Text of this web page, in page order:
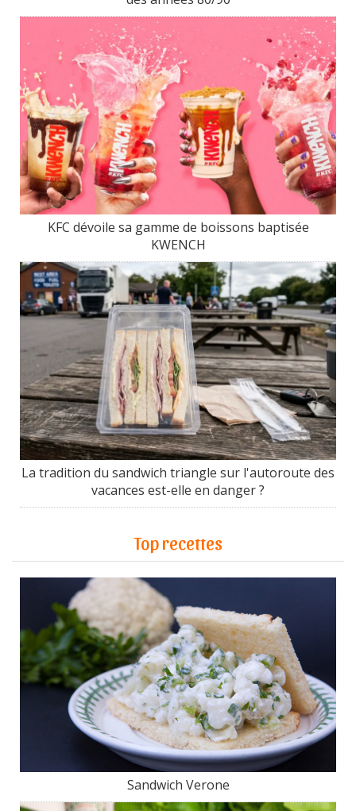
KFC dévoile sa gamme de boissons baptisée
KWENCH
La tradition du sandwich triangle sur l'autoroute des
vacances est-elle en danger ?
Top recettes
Sandwich Verone